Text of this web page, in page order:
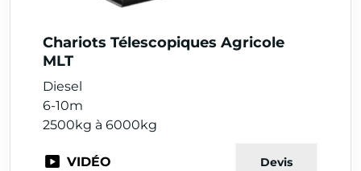
Chariots Télescopiques Agricole
MLT
Diesel
6-10m
2500kg à 6000kg
VIDÉO Devis